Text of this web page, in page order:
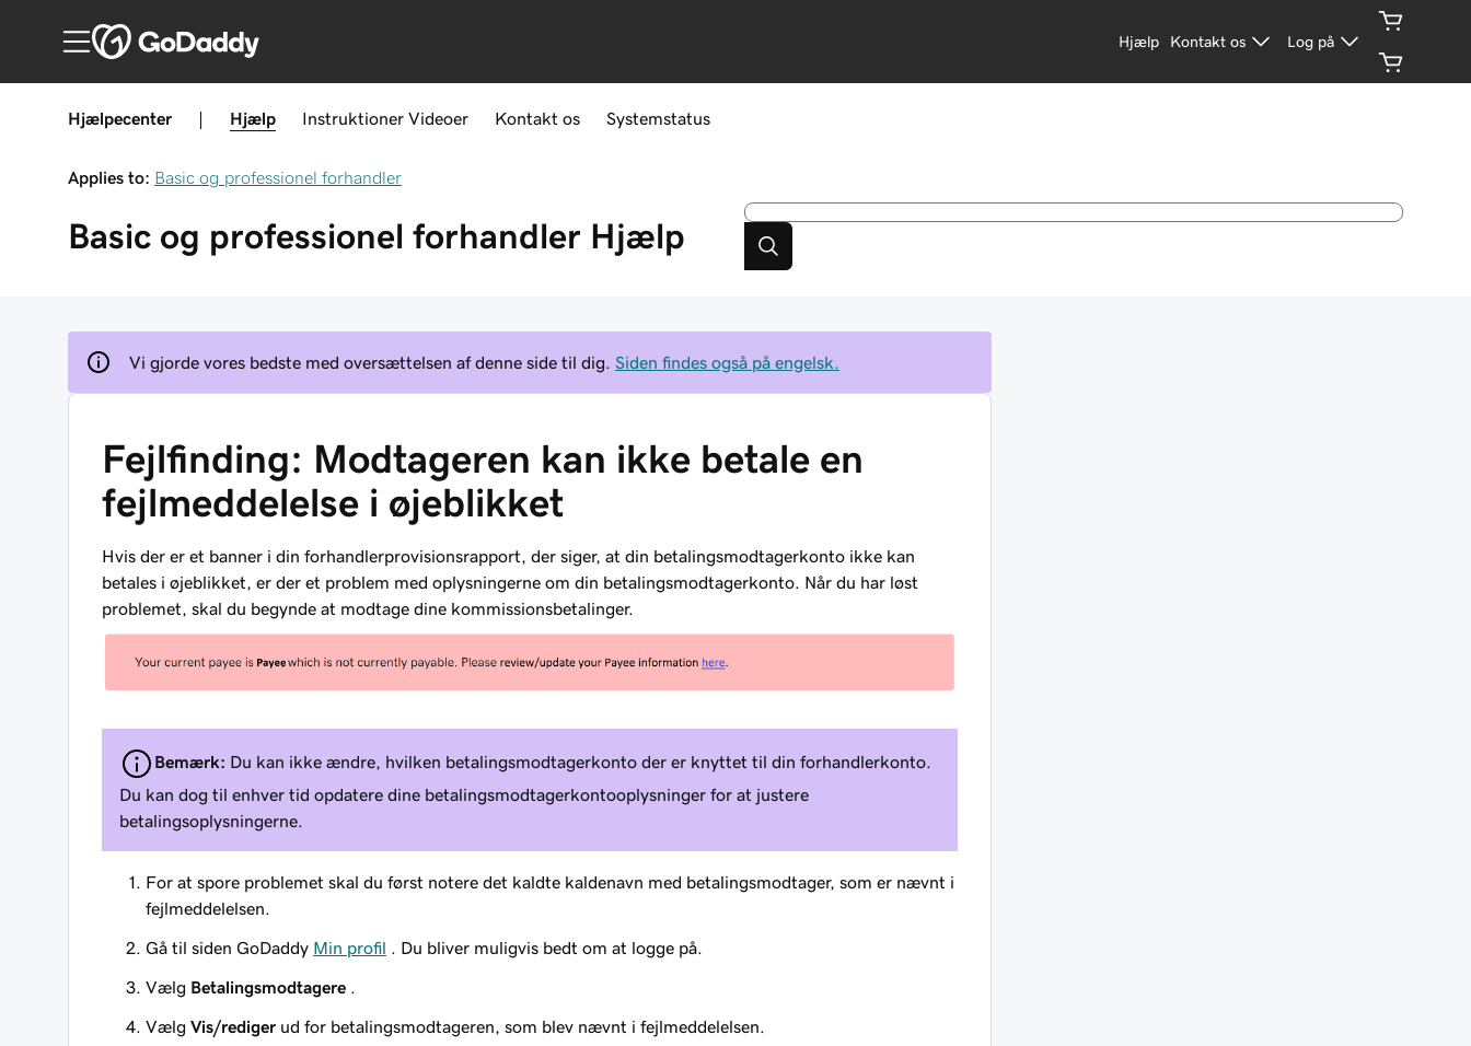
Hjælp Kontakt os Log på
Hjælpecenter Hjælp Instruktioner Videoer Kontakt os Systemstatus
Applies to: Basic og professionel forhandler
Basic og professionel forhandler Hjælp
Vi gjorde vores bedste med oversættelsen af denne side til dig. Siden findes også på engelsk.
Fejlfinding: Modtageren kan ikke betale en
fejlmeddelelse i øjeblikket
Hvis der er et banner i din forhandlerprovisionsrapport, der siger, at din betalingsmodtagerkonto ikke kan
betales i øjeblikket, er der et problem med oplysningerne om din betalingsmodtagerkonto. Når du har løst
problemet, skal du begynde at modtage dine kommissionsbetalinger.
Bemærk: Du kan ikke ændre, hvilken betalingsmodtagerkonto der er knyttet til din forhandlerkonto.
Du kan dog til enhver tid opdatere dine betalingsmodtagerkontooplysninger for at justere
betalingsoplysningerne.
For at spore problemet skal du først notere det kaldte kaldenavn med betalingsmodtager, som er nævnt i
fejlmeddelelsen.
Gå til siden GoDaddy Min profil . Du bliver muligvis bedt om at logge på.
Vælg Betalingsmodtagere
Vælg Vis/rediger ud for betalingsmodtageren, som blev nævnt i fejlmeddelelsen.